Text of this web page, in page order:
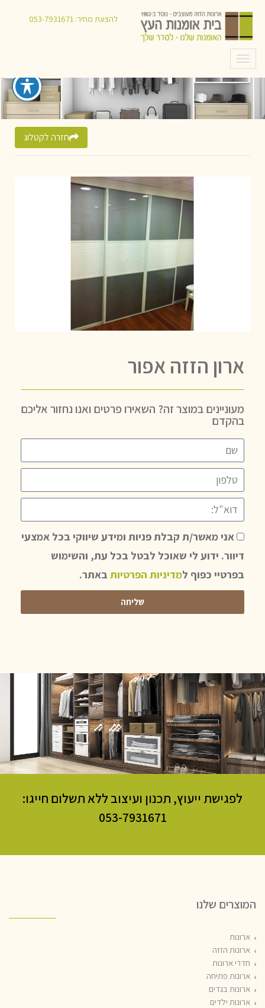
להצעת מחיר:053-7931671
תפריט
חזרה לקטלוג
ארון הזזה אפור
מעוניינים במוצר זה? השאירו פרטים ואנו נחזור אליכם
בהקדם
אני מאשר/ת קבלת פניות ומידע שיווקי בכל אמצעי
דיוור. ידוע לי שאוכל לבטל בכל עת, והשימוש
בפרטיי כפוף למדיניות הפרטיות באתר.
שליחה
לפגישת ייעוץ, תכנון ועיצוב ללא תשלום חייגו:
053-7931671​
המוצרים שלנו
ארונות
ארונות הזזה
חדרי ארונות
ארונות פתיחה
ארונות בגדים
ארונות ילדים